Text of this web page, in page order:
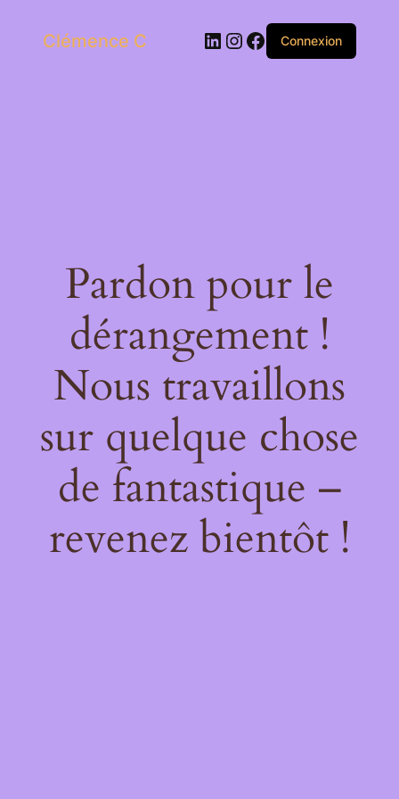
Clémence C LinkedIn
Instagram
Facebook
Connexion
Pardon pour le
dérangement !
Nous travaillons
sur quelque chose
de fantastique –
revenez bientôt !